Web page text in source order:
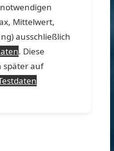
Mittelwert,
ausschließlich
. Diese
später auf